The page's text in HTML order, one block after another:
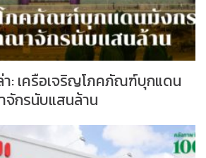
า: เครือเจริญโภคภัณฑ์บุกแดน
กรนับแสนล้าน